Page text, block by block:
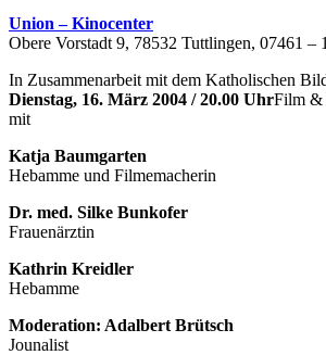
Union – Kinocenter
Obere Vorstadt 9, 78532 Tuttlingen, 07461 –
In Zusammenarbeit mit dem Katholischen
Dienstag, 16. März 2004 / 20.00 UhrFilm &
mit
Katja Baumgarten
Hebamme und Filmemacherin
Dr. med. Silke Bunkofer
Frauenärztin
Kathrin Kreidler
Hebamme
Moderation: Adalbert Brütsch
Jounalist